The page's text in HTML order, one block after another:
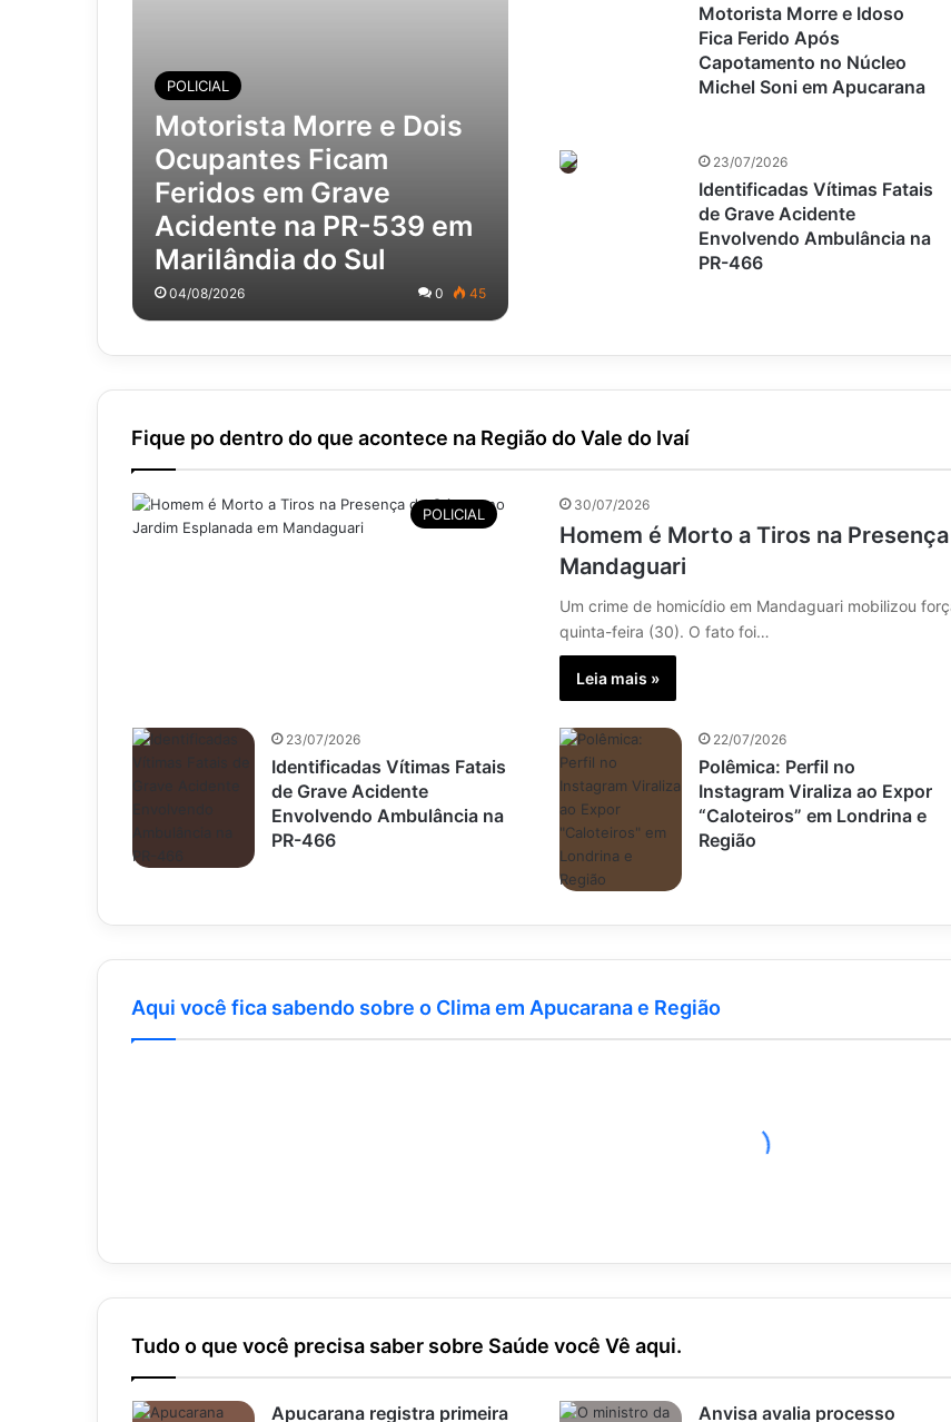
POLICIAL
Motorista Morre e Dois
Ocupantes Ficam
Feridos em Grave
Acidente na PR-539 em
Marilândia do Sul
04/08/2026 0 45
Motorista Morre e Idoso
Fica Ferido Após
Capotamento no Núcleo
Michel Soni em Apucarana
23/07/2026
Identificadas Vítimas Fatais
de Grave Acidente
Envolvendo Ambulância na
PR-466
Fique po dentro do que acontece na Região do Vale do Ivaí
POLICIAL
30/07/2026
Homem é Morto a Tiros na
Mandaguari
Um crime de homicídio em Mandaguari mobilizou
quinta-feira (30). O fato foi…
Leia mais »
23/07/2026
Identificadas Vítimas Fatais
de Grave Acidente
Envolvendo Ambulância na
PR-466
22/07/2026
Polêmica: Perfil no
Instagram Viraliza ao Expor
“Caloteiros” em Londrina e
Região
Aqui você fica sabendo sobre o Clima em Apucarana e Região
Tudo o que você precisa saber sobre Saúde você Vê aqui.
Apucarana registra primeira Anvisa avalia processo